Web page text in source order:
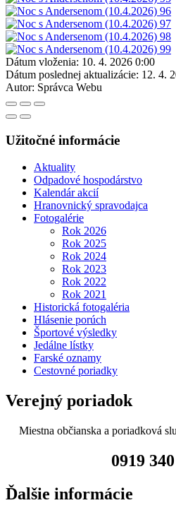
Dátum vloženia: 10. 4. 2026 0:00
Dátum poslednej aktualizácie: 12. 4.
Autor: Správca Webu
Užitočné informácie
Aktuality
Odpadové hospodárstvo
Kalendár akcií
Hranovnický spravodajca
Fotogalérie
Rok 2026
Rok 2025
Rok 2024
Rok 2023
Rok 2022
Rok 2021
Historická fotogaléria
Hlásenie porúch
Športové výsledky
Jedálne lístky
Farské oznamy
Cestovné poriadky
Verejný poriadok
Miestna občianska a poriadková
0919
Ďalšie informácie